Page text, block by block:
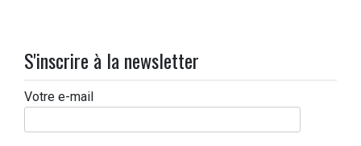
S'inscrire à la newsletter
Votre e-mail